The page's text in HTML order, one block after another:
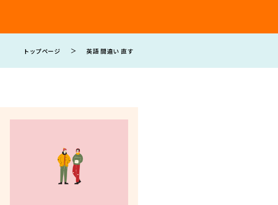
トップページ ＞ 英語 間違い 直す